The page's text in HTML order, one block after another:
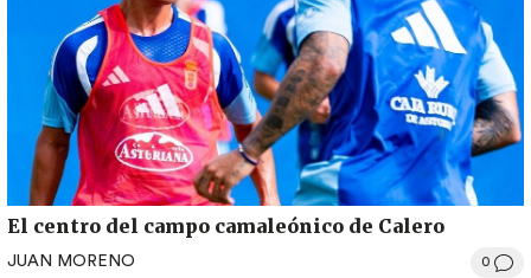
El centro del campo camaleónico de Calero
JUAN MORENO 0